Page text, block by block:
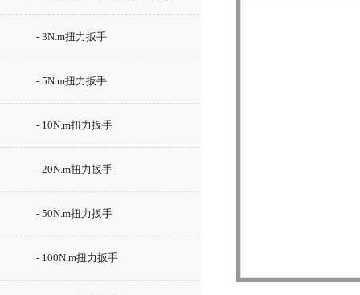
- 3N.m扭力扳手
- 5N.m扭力扳手
- 10N.m扭力扳手
- 20N.m扭力扳手
- 50N.m扭力扳手
- 100N.m扭力扳手